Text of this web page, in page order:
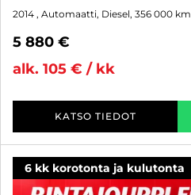
2014 , Automaatti, Diesel, 356 000 km
5 880 €
alk. 105 € / kk
KATSO TIEDOT
6 kk korotonta ja kulutonta